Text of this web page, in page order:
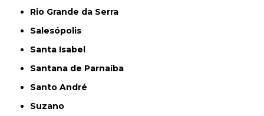
Rio Grande da Serra
Salesópolis
Santa Isabel
Santana de Parnaíba
Santo André
Suzano